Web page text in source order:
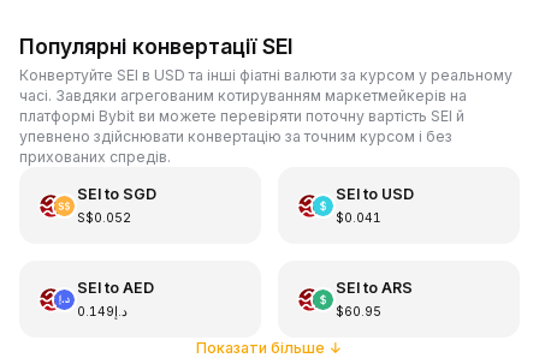
Популярні конвертації SEI
Конвертуйте SEI в USD та інші фіатні валюти за курсом у реальному
часі. Завдяки агрегованим котируванням маркетмейкерів на
платформі Bybit ви можете перевіряти поточну вартість SEI й
упевнено здійснювати конвертацію за точним курсом і без
прихованих спредів.
SEIto SGD
S$0.052
SEIto USD
$0.041
SEIto AED
د.إ0.149
SEIto ARS
$60.95
Показати більше ↓